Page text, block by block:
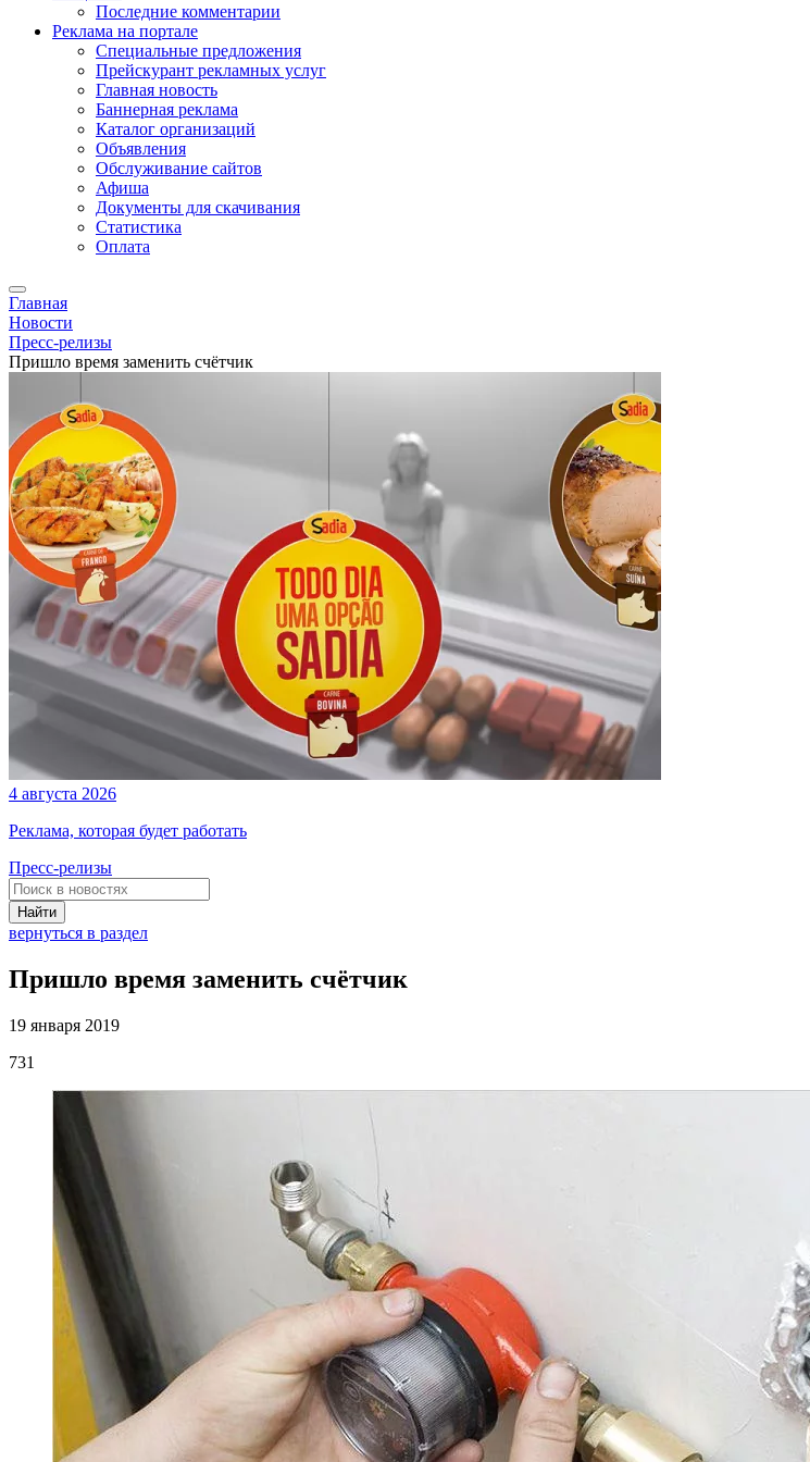
Последние комментарии
Реклама на портале
Специальные предложения
Прейскурант рекламных услуг
Главная новость
Баннерная реклама
Каталог организаций
Объявления
Обслуживание сайтов
Афиша
Документы для скачивания
Статистика
Оплата
Главная
Новости
Пресс-релизы
Пришло время заменить счётчик
4 августа 2026
Реклама, которая будет работать
Пресс-релизы
Найти
вернуться в раздел
Пришло время заменить счётчик
19 января 2019
731